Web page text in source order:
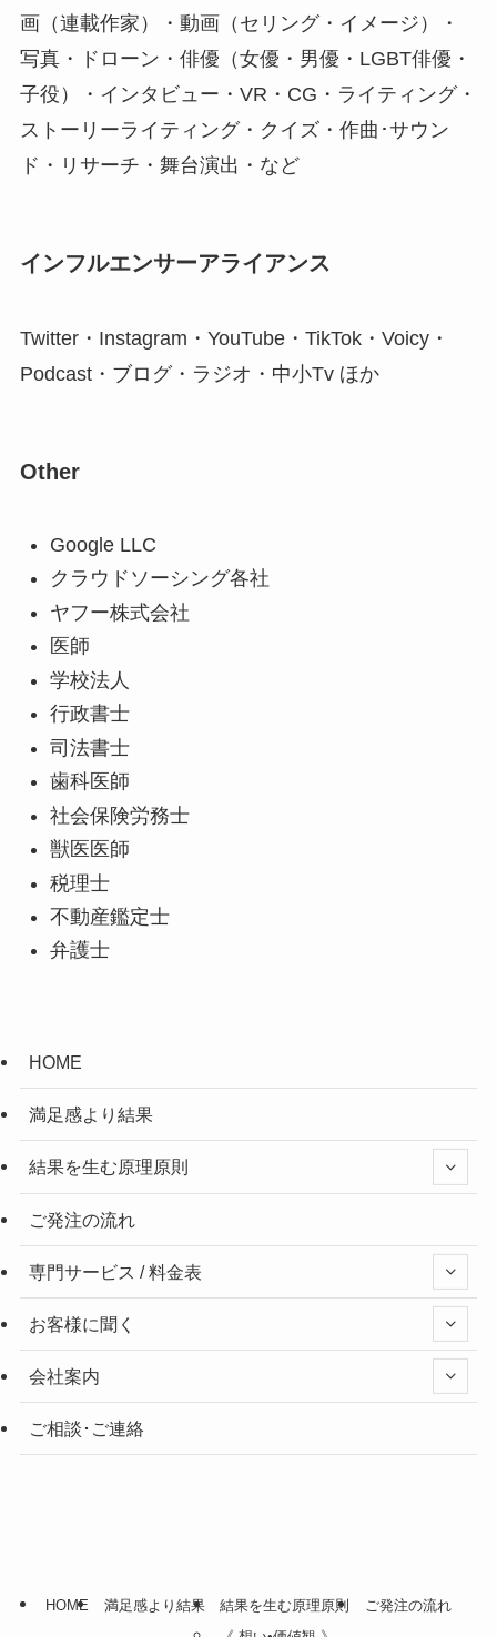
画（連載作家）・動画（セリング・イメージ）・
写真・ドローン・俳優（女優・男優・LGBT俳優・
子役）・インタビュー・VR・CG・ライティング・
ストーリーライティング・クイズ・作曲･サウン
ド・リサーチ・舞台演出・など
インフルエンサーアライアンス
Twitter・Instagram・YouTube・TikTok・Voicy・
Podcast・ブログ・ラジオ・中小Tv ほか
Other
Google LLC
クラウドソーシング各社
ヤフー株式会社
医師
学校法人
行政書士
司法書士
歯科医師
社会保険労務士
獣医医師
税理士
不動産鑑定士
弁護士
HOME
満足感より結果
結果を生む原理原則
ご発注の流れ
専門サービス / 料金表
お客様に聞く
会社案内
ご相談･ご連絡
HOME 満足感より結果
結果を生む原理原則
ご発注の流れ